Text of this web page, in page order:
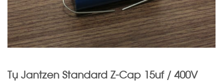
Tụ Jantzen Standard Z-Cap 15uf / 400V